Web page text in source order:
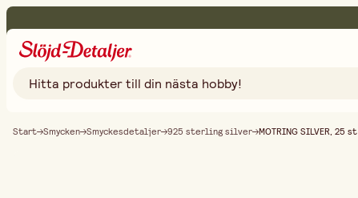
Start Smycken Smyckesdetaljer 925 sterling silver MOTRING SILVER, 25 st